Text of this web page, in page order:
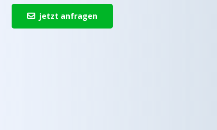
jetzt anfragen